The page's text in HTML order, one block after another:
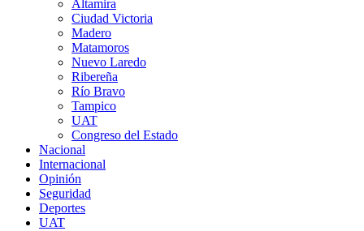
Altamira
Ciudad Victoria
Madero
Matamoros
Nuevo Laredo
Ribereña
Río Bravo
Tampico
UAT
Congreso del Estado
Nacional
Internacional
Opinión
Seguridad
Deportes
UAT